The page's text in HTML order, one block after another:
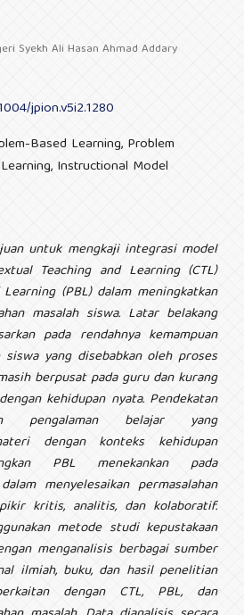
Syekh Ali Hasan Ahmad Addary
jpion.v5i2.1280
Based Learning, Problem
Instructional Model
untuk mengkaji integrasi model
Teaching and Learning (CTL)
(PBL) dalam meningkatkan
masalah siswa. Latar belakang
pada rendahnya kemampuan
siswa yang disebabkan oleh proses
berpusat pada guru dan kurang
kehidupan nyata. Pendekatan
pengalaman belajar yang
dengan konteks kehidupan
PBL menekankan pada
menyelesaikan permasalahan
kritis, analitis, dan kolaboratif.
metode studi kepustakaan
menganalisis berbagai sumber
ilmiah, buku, dan hasil penelitian
dengan CTL, PBL, dan